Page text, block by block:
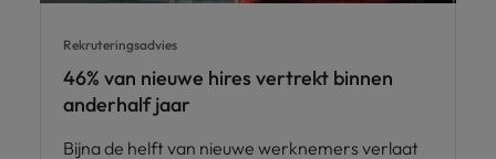
Rekruteringsadvies
46% van nieuwe hires vertrekt binnen
anderhalf jaar
Bijna de helft van nieuwe werknemers verlaat